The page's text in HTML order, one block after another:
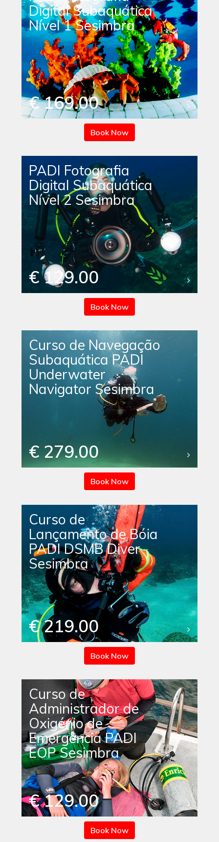
Digital Subaquática
Nível 1 Sesimbra
€ 169.00
Book Now
PADI Fotografia
Digital Subaquática
Nível 2 Sesimbra
€ 129.00
Book Now
Curso de Navegação
Subaquática PADI
Underwater
Navigator Sesimbra
€ 279.00
Book Now
Curso de
Lançamento de Bóia
PADI DSMB Diver
Sesimbra
€ 219.00
Book Now
Curso de
Administrador de
Oxigénio de
Emergência PADI
EOP Sesimbra
€ 129.00
Book Now